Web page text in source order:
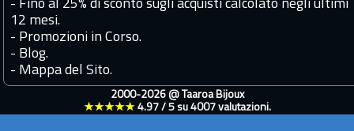
- Fino al 25% di sconto sugli acquisti calcolato negli ultimi
12 mesi.
- Promozioni in Corso.
- Blog.
- Mappa del Sito.
2000-2026 @ Taaroa Bijoux
★★★★★ 4.97/ 5su 4007valutazioni.